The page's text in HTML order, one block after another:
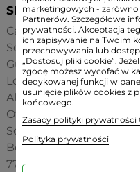
Składniki:
Calcium Carbonate,
Sodium Lauryl Sulfate,
Gum, Piper Nigrum
Longum (Long
Alatum (Winged prickly
Officinale (Ginger)
Sodium Saccharin,
Benzoate, Benzyl
77491, Cl 77499, Cl
marketingowych - zarówno
Partnerów. Szczegółowe
prywatności. Akceptacja
ich zapisywanie na Twoim
przechowywania lub
„Dostosuj pliki cookie”.
zgodę możesz wycofać w
dedykowanej funkcji w
usunięcie plików cookies z
końcowego.
Zasady polityki prywatności
Polityka prywatności